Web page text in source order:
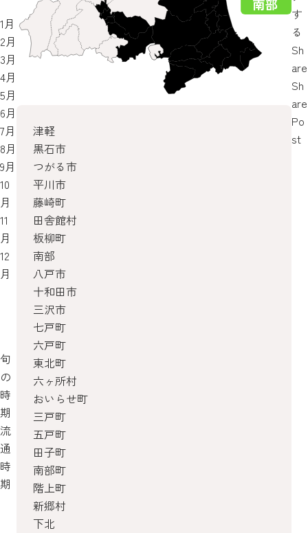
1月
2月
3月
4月
5月
6月
7月
8月
9月
10
月
11
月
12
月
旬
の
時
期
流
通
時
期
津軽
黒石市
つがる市
平川市
藤崎町
田舎館村
板柳町
南部
八戸市
十和田市
三沢市
七戸町
六戸町
東北町
六ヶ所村
おいらせ町
三戸町
五戸町
田子町
南部町
階上町
新郷村
下北
す
る
Sh
are
Sh
are
Po
st